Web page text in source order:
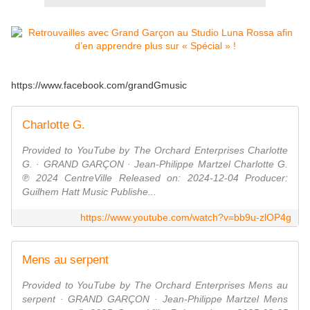
https://www.facebook.com/grandGmusic
Charlotte G.
Provided to YouTube by The Orchard Enterprises Charlotte
G. · GRAND GARÇON · Jean-Philippe Martzel Charlotte G.
℗ 2024 CentreVille Released on: 2024-12-04 Producer:
Guilhem Hatt Music Publishe...
https://www.youtube.com/watch?v=bb9u-zlOP4g
Mens au serpent
Provided to YouTube by The Orchard Enterprises Mens au
serpent · GRAND GARÇON · Jean-Philippe Martzel Mens